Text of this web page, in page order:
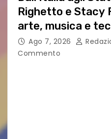
Righetto e Stacy
arte, musica e
nuovo progetto
Ago 7, 2026
Commento